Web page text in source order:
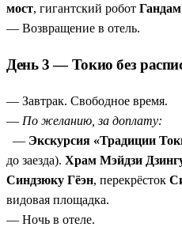
мост, гигантский робот Гандам
— Возвращение в отель.
День 3 — Токио без
— Завтрак. Свободное время.
— По желанию, за доплату:
— Экскурсия «Традиции
до заезда). Храм Мэйдзи
Синдзюку Гёэн, перекрёсток
видовая площадка.
— Ночь в отеле.